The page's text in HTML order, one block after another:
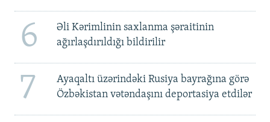
6
Əli Kərimlinin saxlanma şəraitinin
ağırlaşdırıldığı bildirilir
7
Ayaqaltı üzərindəki Rusiya bayrağına görə
Özbəkistan vətəndaşını deportasiya etdilər